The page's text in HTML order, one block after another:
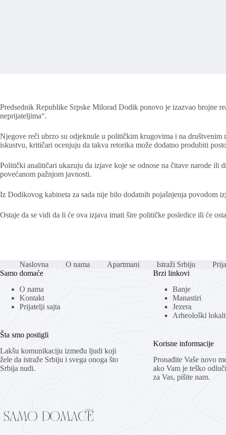
Predsednik Republike Srpske Milorad Dodik ponovo je izazvao brojne
neprijateljima“.
Njegove reči ubrzo su odjeknule u političkim krugovima i na društvenim
iskustvu, kritičari ocenjuju da takva retorika može dodatno produbiti
Politički analitičari ukazuju da izjave koje se odnose na čitave narode ili
povećanom pažnjom javnosti.
Iz Dodikovog kabineta za sada nije bilo dodatnih pojašnjenja povodom
Ostaje da se vidi da li će ova izjava imati šire političke posledice ili će
Naslovna O nama Apartmani Istraži Srbiju
Samo domaće
O nama
Kontakt
Prijatelji sajta
Šta smo postigli
Lakšu komunikaciju između ljudi koji
žele da istraže Srbiju i svega onoga što
Srbija nudi.
Brzi linkovi
Banje
Manastiri
Jezera
Arheološki
Korisne informacije
Pronađite Vaše novo
ako Vam je teško
za Vas, pišite nam.